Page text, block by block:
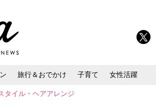
タイル・ヘアアレンジ
旅行＆おでかけ 子育て 女性活躍